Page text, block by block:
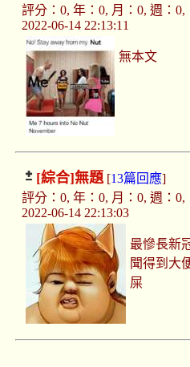
評分：0, 年：0, 月：0, 週：0,
2022-06-14 22:13:11
無本文
[綜合]無題[13篇回應]
評分：0, 年：0, 月：0, 週：0,
2022-06-14 22:13:03
最慘長新
聞得到大
屎